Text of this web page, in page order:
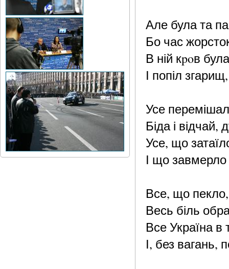
Але була та
Бо час
В ній кpoв
І попіл
Усе
Біда і відчай,
Усе, що
І що
Все, що пекло,
Весь біль
Все Україна в
І, без вагань,